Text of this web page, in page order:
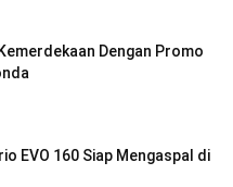
Dengan Promo
EVO 160 Siap Mengaspal di